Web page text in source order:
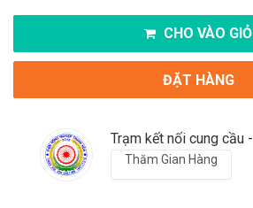
CHO VÀO GIỎ
ĐẶT HÀNG
Thăm Gian Hàng